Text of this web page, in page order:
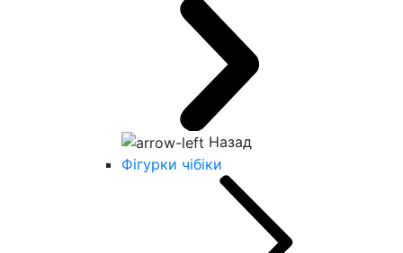
Назад
Фігурки чібіки